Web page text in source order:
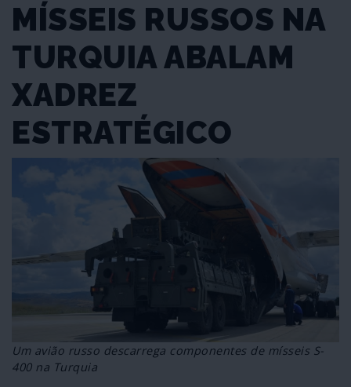
MÍSSEIS RUSSOS NA
TURQUIA ABALAM
XADREZ
ESTRATÉGICO
Um avião russo descarrega componentes de mísseis S-
400 na Turquia